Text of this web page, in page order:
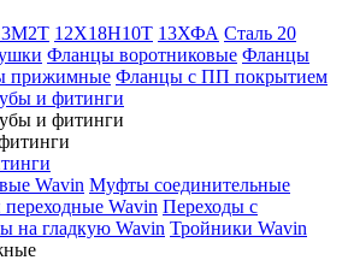
12Х18Н10Т 13ХФА Сталь 20
Фланцы воротниковые Фланцы
прижимные Фланцы с ПП покрытием
и фитинги
и фитинги
Wavin Муфты соединительные
Wavin Переходы с
на гладкую Wavin Тройники Wavin